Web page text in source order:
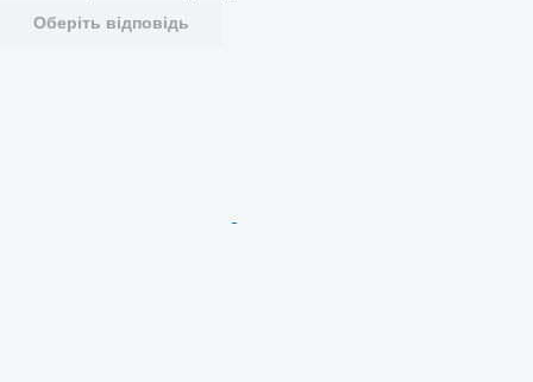
Оберіть відповідь